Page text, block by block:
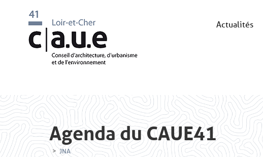
Actualités
Agenda du CAUE41
> JNA